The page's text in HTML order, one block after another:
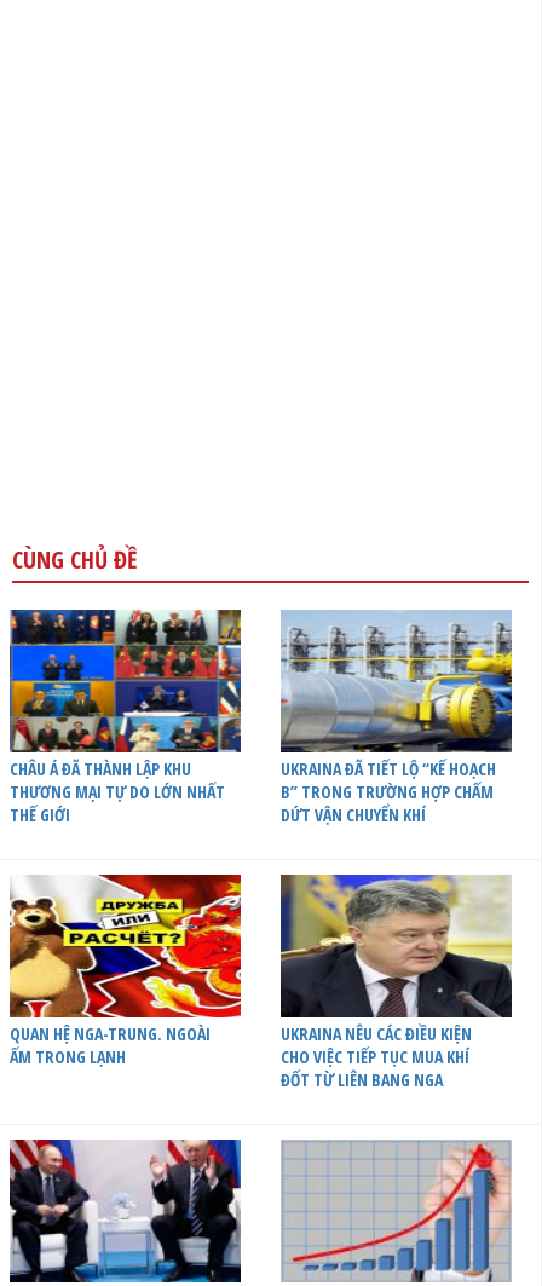
CÙNG CHỦ ĐỀ
CHÂU Á ĐÃ THÀNH LẬP KHU
THƯƠNG MẠI TỰ DO LỚN NHẤT
THẾ GIỚI
UKRAINA ĐÃ TIẾT LỘ “KẾ HOẠCH
B” TRONG TRƯỜNG HỢP CHẤM
DỨT VẬN CHUYỂN KHÍ
QUAN HỆ NGA-TRUNG. NGOÀI
ẤM TRONG LẠNH
UKRAINA NÊU CÁC ĐIỀU KIỆN
CHO VIỆC TIẾP TỤC MUA KHÍ
ĐỐT TỪ LIÊN BANG NGA